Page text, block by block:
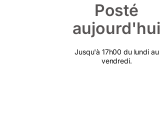
Posté
aujourd'hui
Jusqu'à 17h00 du lundi au
vendredi.